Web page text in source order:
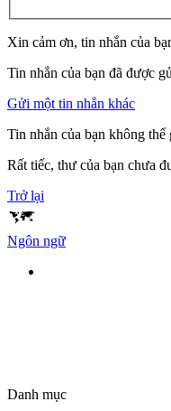
Xin cảm ơn, tin nhắn của
Tin nhắn của bạn đã được
Gửi một tin nhắn khác
Tin nhắn của bạn không
Rất tiếc, thư của bạn chưa
Trở lại
Ngôn ngữ
Danh mục